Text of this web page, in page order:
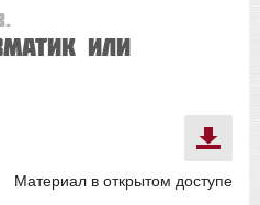
или
Материал в открытом доступе